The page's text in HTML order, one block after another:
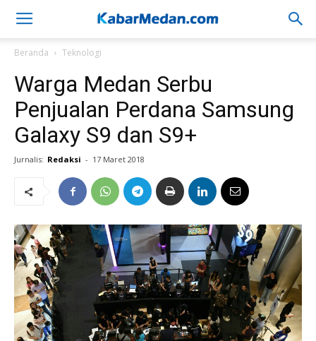
Beranda Teknologi
Warga Medan Serbu
Penjualan Perdana Samsung
Galaxy S9 dan S9+
Jurnalis: Redaksi - 17 Maret 2018